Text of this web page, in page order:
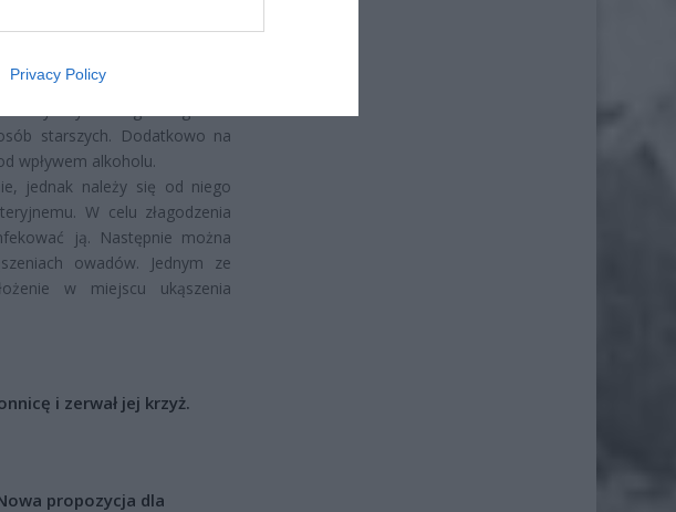
Privacy Policy
wywołuje lekki, swędzący
bąbel po ukąszeniu przez
niebezpieczne i powodować
starszych. Dodatkowo na
wpływem alkoholu.
jednak należy się od niego
W celu złagodzenia
ją. Następnie można
owadów. Jednym ze
w miejscu ukąszenia
i zerwał jej krzyż.
propozycja dla